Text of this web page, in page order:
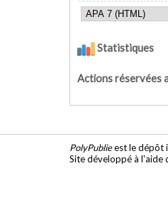
Statistiques
Actions réservées
PolyPublieest le dépôt
Site développé à l'aide